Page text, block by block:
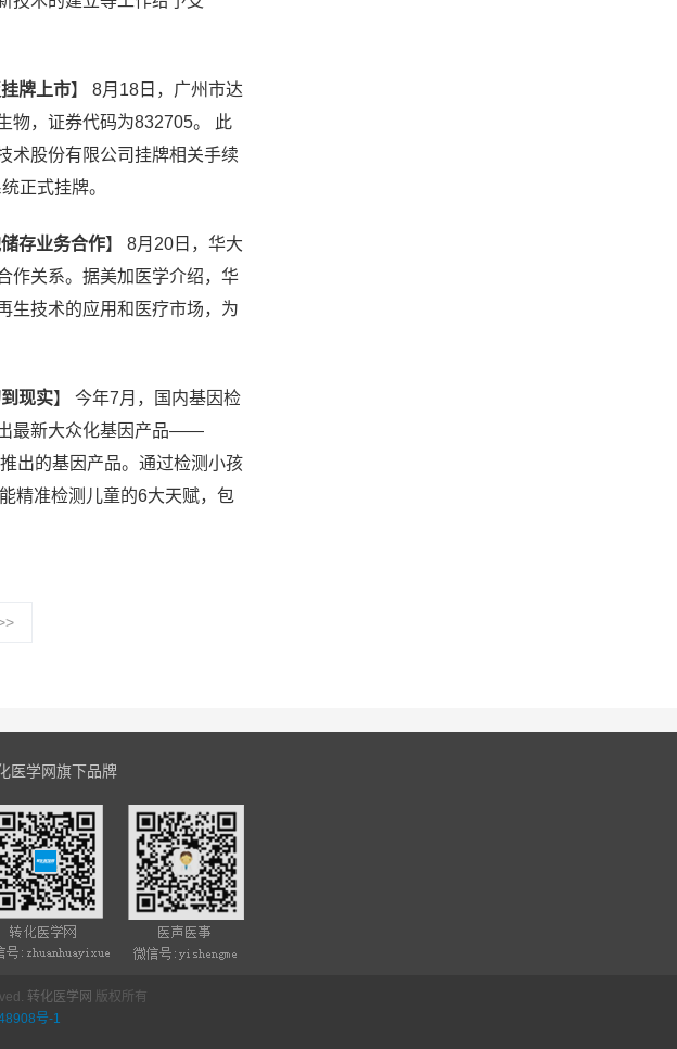
牌上市】
8月18日，广州市达
物，证券代码为832705。 此
术股份有限公司挂牌相关手续
正式挂牌。
存业务合作】
8月20日，华大
作关系。据美加医学介绍，华
生技术的应用和医疗市场，为
现实】
今年7月，国内基因检
最新大众化基因产品——
出的基因产品。通过检测小孩
精准检测儿童的6大天赋，包
医学网旗下品牌
转化医学网 版权所有
号-1